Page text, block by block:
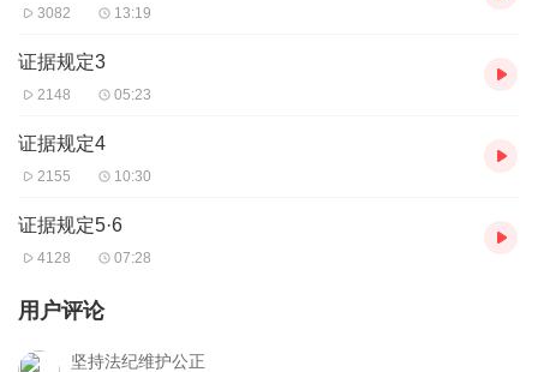
3082 13:19
证据规定3
2148 05:23
证据规定4
2155 10:30
证据规定5·6
4128 07:28
用户评论
坚持法纪维护公正